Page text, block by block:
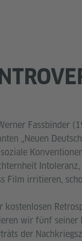
Fassbinder
„Neuen
Film irritieren,
kostenlosen
wir fünf seiner
der